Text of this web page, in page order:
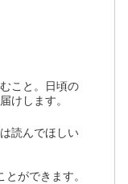
こと。日頃の
けします。
読んでほしい
ができます。